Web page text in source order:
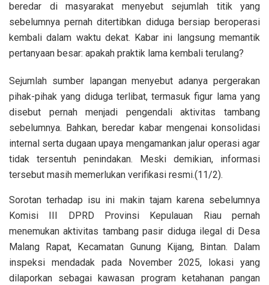
beredar di masyarakat menyebut sejumlah titik yang
sebelumnya pernah ditertibkan diduga bersiap beroperasi
kembali dalam waktu dekat. Kabar ini langsung memantik
pertanyaan besar: apakah praktik lama kembali terulang?
Sejumlah sumber lapangan menyebut adanya pergerakan
pihak-pihak yang diduga terlibat, termasuk figur lama yang
disebut pernah menjadi pengendali aktivitas tambang
sebelumnya. Bahkan, beredar kabar mengenai konsolidasi
internal serta dugaan upaya mengamankan jalur operasi agar
tidak tersentuh penindakan. Meski demikian, informasi
tersebut masih memerlukan verifikasi resmi.(11/2).
Sorotan terhadap isu ini makin tajam karena sebelumnya
Komisi III DPRD Provinsi Kepulauan Riau pernah
menemukan aktivitas tambang pasir diduga ilegal di Desa
Malang Rapat, Kecamatan Gunung Kijang, Bintan. Dalam
inspeksi mendadak pada November 2025, lokasi yang
dilaporkan sebagai kawasan program ketahanan pangan